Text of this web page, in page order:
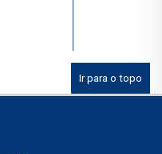
Ir para o topo